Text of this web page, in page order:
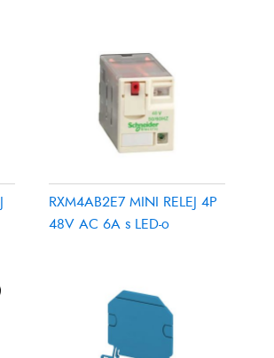
RXM4AB2E7 MINI RELEJ 4P
48V AC 6A s LED-o